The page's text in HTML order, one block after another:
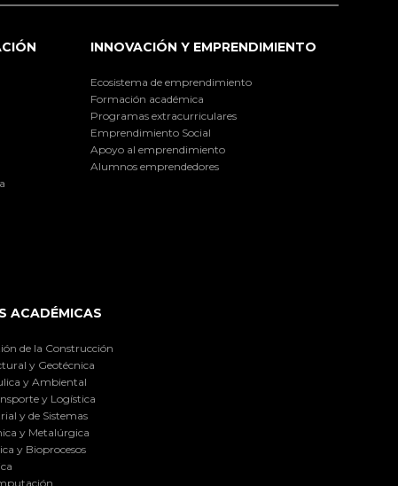
INNOVACIÓN Y EMPRENDIMIENTO
Ecosistema de emprendimiento
Formación académica
Programas extracurriculares
Emprendimiento Social
Apoyo al emprendimiento
Alumnos emprendedores
ACADÉMICAS
de la Construcción
y Geotécnica
y Ambiental
y Logística
y de Sistemas
y Metalúrgica
y Bioprocesos